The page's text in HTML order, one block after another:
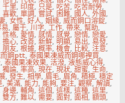
千里, 印度, 只是, 吃苦, 吃苦耐勞,
喜歡,單調, 嘗試, 困難, 國人,外國,
,女性,好人,姻緣,威而鋼口溶錠,
,屬于,川字,工作,帶來,幫助,
性格, 愛情,感情,感覺,戀情,戀愛,
擔心, 改善,新鮮, 明顯,易出,易發,
朋友,根據,概率,機會, 比較, 注意,
而鋼ptt,泰國果凍威而鋼哪裡買,
,泰國果凍效果,活潑,液態威心得,
獨論,率高,現在,現狀,甜蜜,生命,
,發生,相學,眉毛,眉角,積極,穩定
,美滿, 能力, 能夠,要注,觀察,解讀,
身邊,輔角,這個,這樣,這種,這里,
雙方,難以, 需要,面對,面相,額頭,